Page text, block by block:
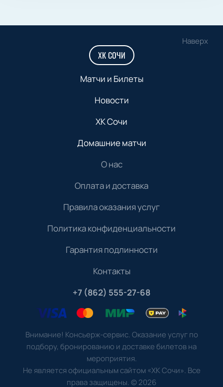
Наверх
ХК СОЧИ
Матчи и Билеты
Новости
ХК Сочи
Домашние матчи
О нас
Оплата и доставка
Правила оказания услуг
Политика конфиденциальности
Гарантия подлинности
Контакты
+7 (862) 555-27-68
Внимание! Консьерж-сервис. Оказание услуг по
подбору, бронированию и доставке билетов на
мероприятия.
Не является официальным сайтом «ХК Сочи». Все
права защищены.©2026